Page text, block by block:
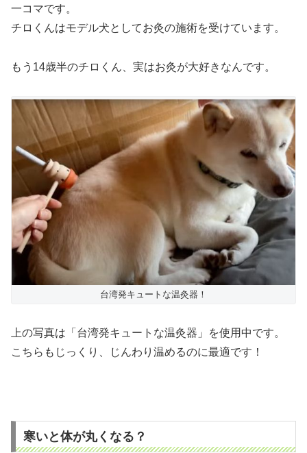
一コマです。
チロくんはモデル犬としてお灸の施術を受けています。
もう14歳半のチロくん、実はお灸が大好きなんです。
台湾発キュートな温灸器！
上の写真は「台湾発キュートな温灸器」を使用中です。
こちらもじっくり、じんわり温めるのに最適です！
寒いと体が丸くなる？